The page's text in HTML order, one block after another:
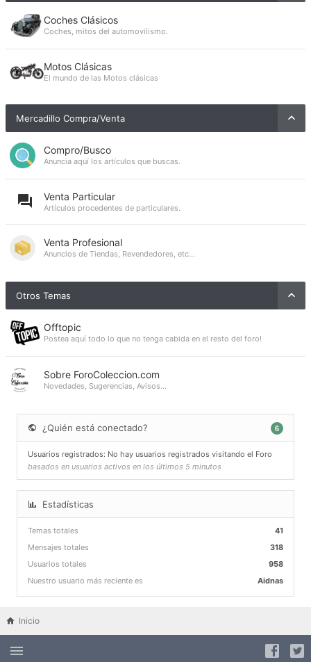
Coches Clásicos
Coches, mitos del automovilismo.
Motos Clásicas
El mundo de las Motos clásicas
Mercadillo Compra/Venta
Compro/Busco
Anuncia aquí los artículos que buscas.
Venta Particular
Artículos procedentes de particulares.
Venta Profesional
Anuncios de Tiendas, Revendedores, etc...
Otros Temas
Offtopic
Postea aquí todo lo que no tenga cabida en el resto del foro!
Sobre ForoColeccion.com
Novedades, Sugerencias, Avisos...
¿Quién está conectado? 6
Usuarios registrados: No hay usuarios registrados visitando el Foro
basados en usuarios activos en los últimos 5 minutos
Estadísticas
Temas totales
41
Mensajes totales
318
Usuarios totales
958
Nuestro usuario más reciente es
Aidnas
Inicio